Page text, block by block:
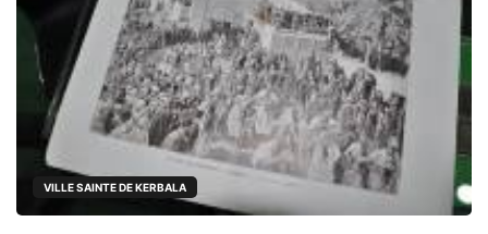
VILLE SAINTE DE KERBALA